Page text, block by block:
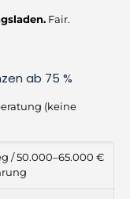
Fair.
ab 75 %
(keine
/ 50.000–65.000 €